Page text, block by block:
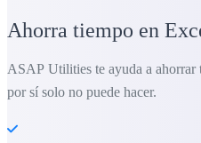
Ahorra tiempo en
ASAP Utilities te ayuda a ahorrar
por sí solo no puede hacer.